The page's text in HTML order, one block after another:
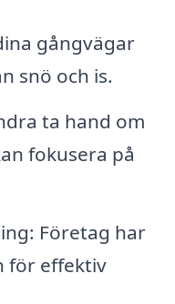
gångvägar
snö och is.
ta hand om
fokusera på
Företag har
för effektiv